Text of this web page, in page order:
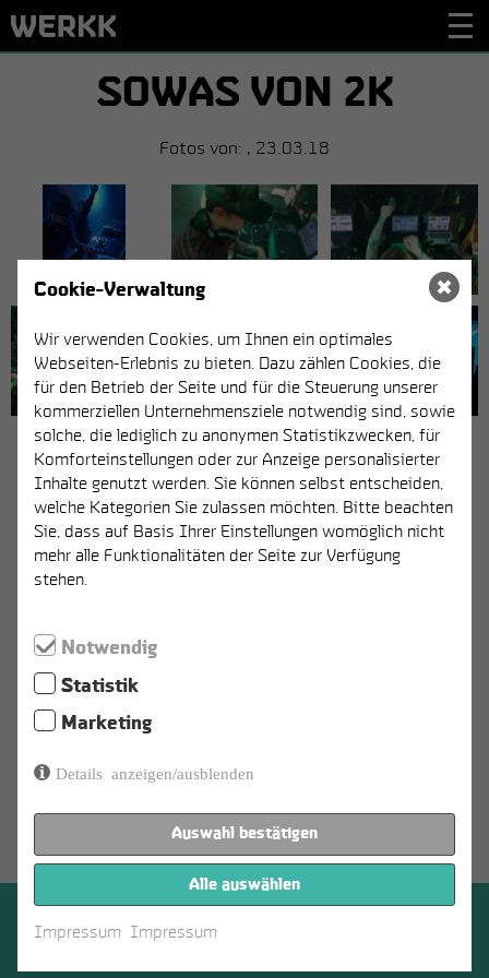
SOWAS VON 2K
Fotos von: , 23.03.18
Schmiedestrasse 1
5400 Baden
Cookie-Verwaltung
Wir verwenden Cookies, um Ihnen ein optimales
Webseiten-Erlebnis zu bieten. Dazu zählen Cookies, die
für den Betrieb der Seite und für die Steuerung unserer
kommerziellen Unternehmensziele notwendig sind, sowie
solche, die lediglich zu anonymen Statistikzwecken, für
Komforteinstellungen oder zur Anzeige personalisierter
Inhalte genutzt werden. Sie können selbst entscheiden,
welche Kategorien Sie zulassen möchten. Bitte beachten
Sie, dass auf Basis Ihrer Einstellungen womöglich nicht
mehr alle Funktionalitäten der Seite zur Verfügung
stehen.
Notwendig
Statistik
Marketing
Details anzeigen/ausblenden
Auswahl bestätigen
Alle auswählen
Impressum Impressum